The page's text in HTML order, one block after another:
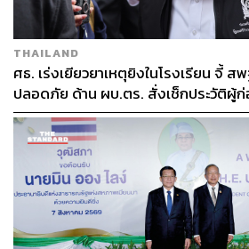
THAILAND
ศธ. เร่งเยียวยาเหตุยิงในโรงเรียน จี้ ส
ปลอดภัย ด้าน ผบ.ตร. สั่งเช็กประวัติผู้
จุดตายแม่นยำ